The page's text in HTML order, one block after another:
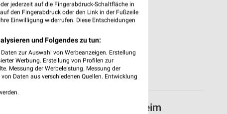
Sport 2000 in und um Pforzheim
jederzeit auf die Fingerabdruck-Schaltfläche in
den Fingerabdruck oder den Link in der Fußzeile
Einwilligung widerrufen. Diese Entscheidungen
und Folgendes zu tun:
zur Auswahl von Werbeanzeigen. Erstellung
Werbung. Erstellung von Profilen zur
Messung der Werbeleistung. Messung der
Daten aus verschiedenen Quellen. Entwicklung